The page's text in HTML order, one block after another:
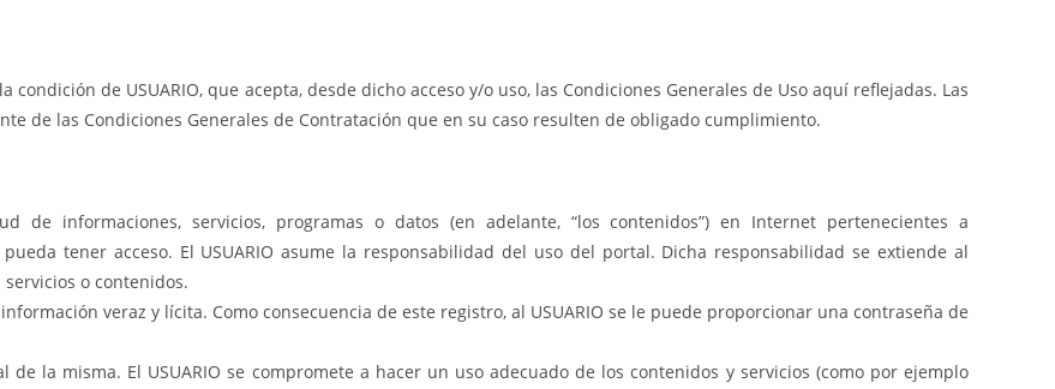
condición de USUARIO, que acepta, desde dicho acceso y/o uso, las Condiciones Generales de Uso aquí reflejadas. Las
de las Condiciones Generales de Contratación que en su caso resulten de obligado cumplimiento.
de informaciones, servicios, programas o datos (en adelante, “los contenidos”) en Internet pertenecientes a
pueda tener acceso. El USUARIO asume la responsabilidad del uso del portal. Dicha responsabilidad se extiende al
o contenidos.
veraz y lícita. Como consecuencia de este registro, al USUARIO se le puede proporcionar una contraseña de
la misma. El USUARIO se compromete a hacer un uso adecuado de los contenidos y servicios (como por ejemplo